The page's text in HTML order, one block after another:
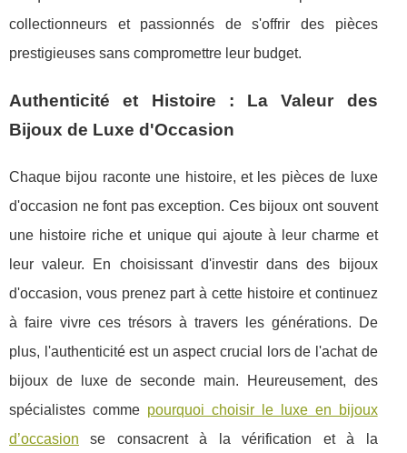
collectionneurs et passionnés de s'offrir des pièces
prestigieuses sans compromettre leur budget.
Authenticité et Histoire : La Valeur des
Bijoux de Luxe d'Occasion
Chaque bijou raconte une histoire, et les pièces de luxe
d'occasion ne font pas exception. Ces bijoux ont souvent
une histoire riche et unique qui ajoute à leur charme et
leur valeur. En choisissant d'investir dans des bijoux
d'occasion, vous prenez part à cette histoire et continuez
à faire vivre ces trésors à travers les générations. De
plus, l'authenticité est un aspect crucial lors de l'achat de
bijoux de luxe de seconde main. Heureusement, des
spécialistes comme pourquoi choisir le luxe en bijoux
d’occasion se consacrent à la vérification et à la